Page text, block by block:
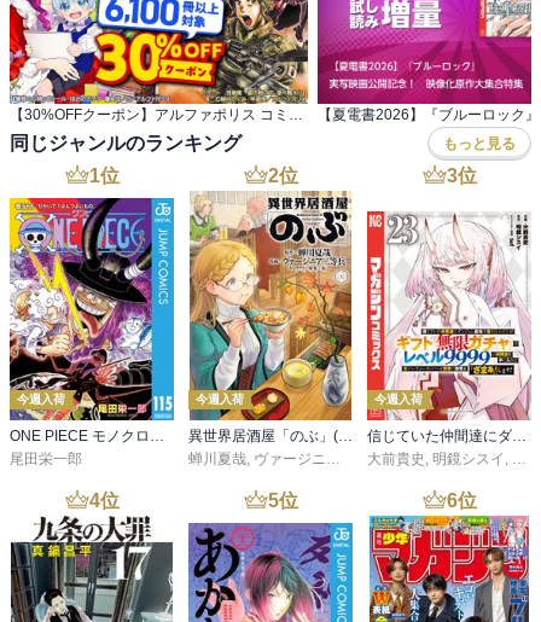
同じジャンルのランキング もっと見る
1位
今週入荷
ONE PIECE モノクロ版 115
尾田栄一郎
2位
今週入荷
異世界居酒屋「のぶ」(22)
蝉川夏哉, ヴァージニア二等兵 ,転
3位
今週入荷
信じていた仲間達にダンジョン奥地で殺されかけたがギフト『無限ガチャ』でレベル９９９９の仲間達を手に入れて元パーティーメンバーと世界に復讐＆『ざまぁ！』します！（２３）
大前貴史 , 明鏡シスイ , ｔ
4位 5位 6位